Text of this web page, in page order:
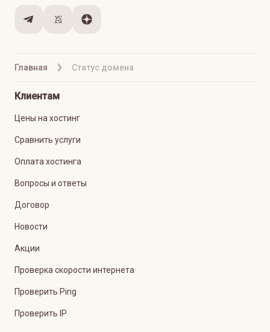
Главная Статус домена
Клиентам
Цены на хостинг
Сравнить услуги
Оплата хостинга
Вопросы и ответы
Договор
Новости
Акции
Проверка скорости интернета
Проверить Ping
Проверить IP